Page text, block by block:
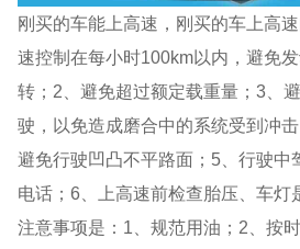
刚买的车能上高速，刚买的车上高
速控制在每小时100km以内，避免
转；2、避免超过额定载重量；3、
驶，以免造成磨合中的系统受到冲
避免行驶凹凸不平路面；5、行驶中
电话；6、上高速前检查胎压、车灯
注意事项是：1、规范用油；2、按